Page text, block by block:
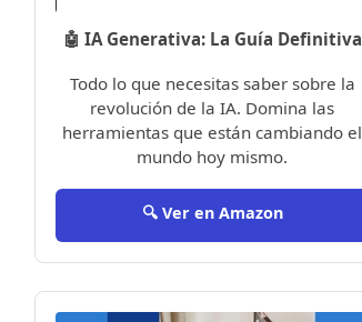
🤖 IA Generativa: La Guía Definitiva
Todo lo que necesitas saber sobre la
revolución de la IA. Domina las
herramientas que están cambiando el
mundo hoy mismo.
🔍 Ver en Amazon